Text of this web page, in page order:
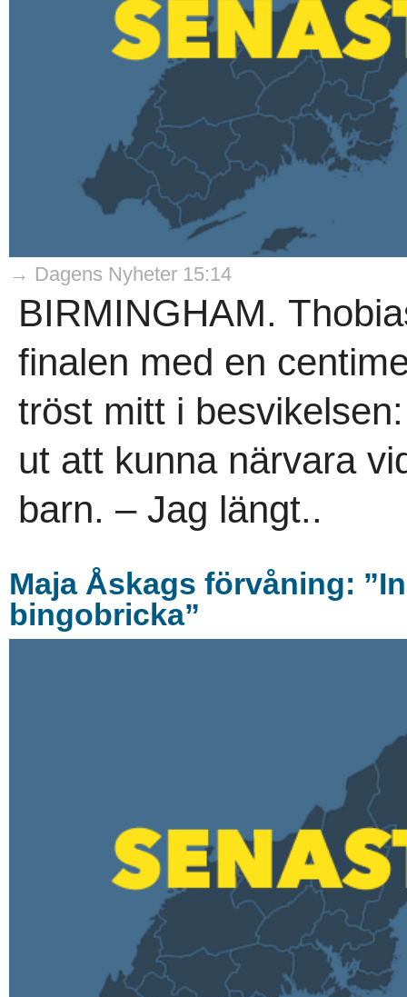
→ Dagens Nyheter 15:14
BIRMINGHAM.
finalen med en
tröst mitt i
ut att kunna närvara
barn. – Jag längt..
Maja Åskags förvåning:
bingobricka”